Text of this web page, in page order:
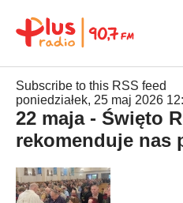
Subscribe to this RSS feed
poniedziałek, 25 maj 2026
22 maja - Święto
rekomenduje nas